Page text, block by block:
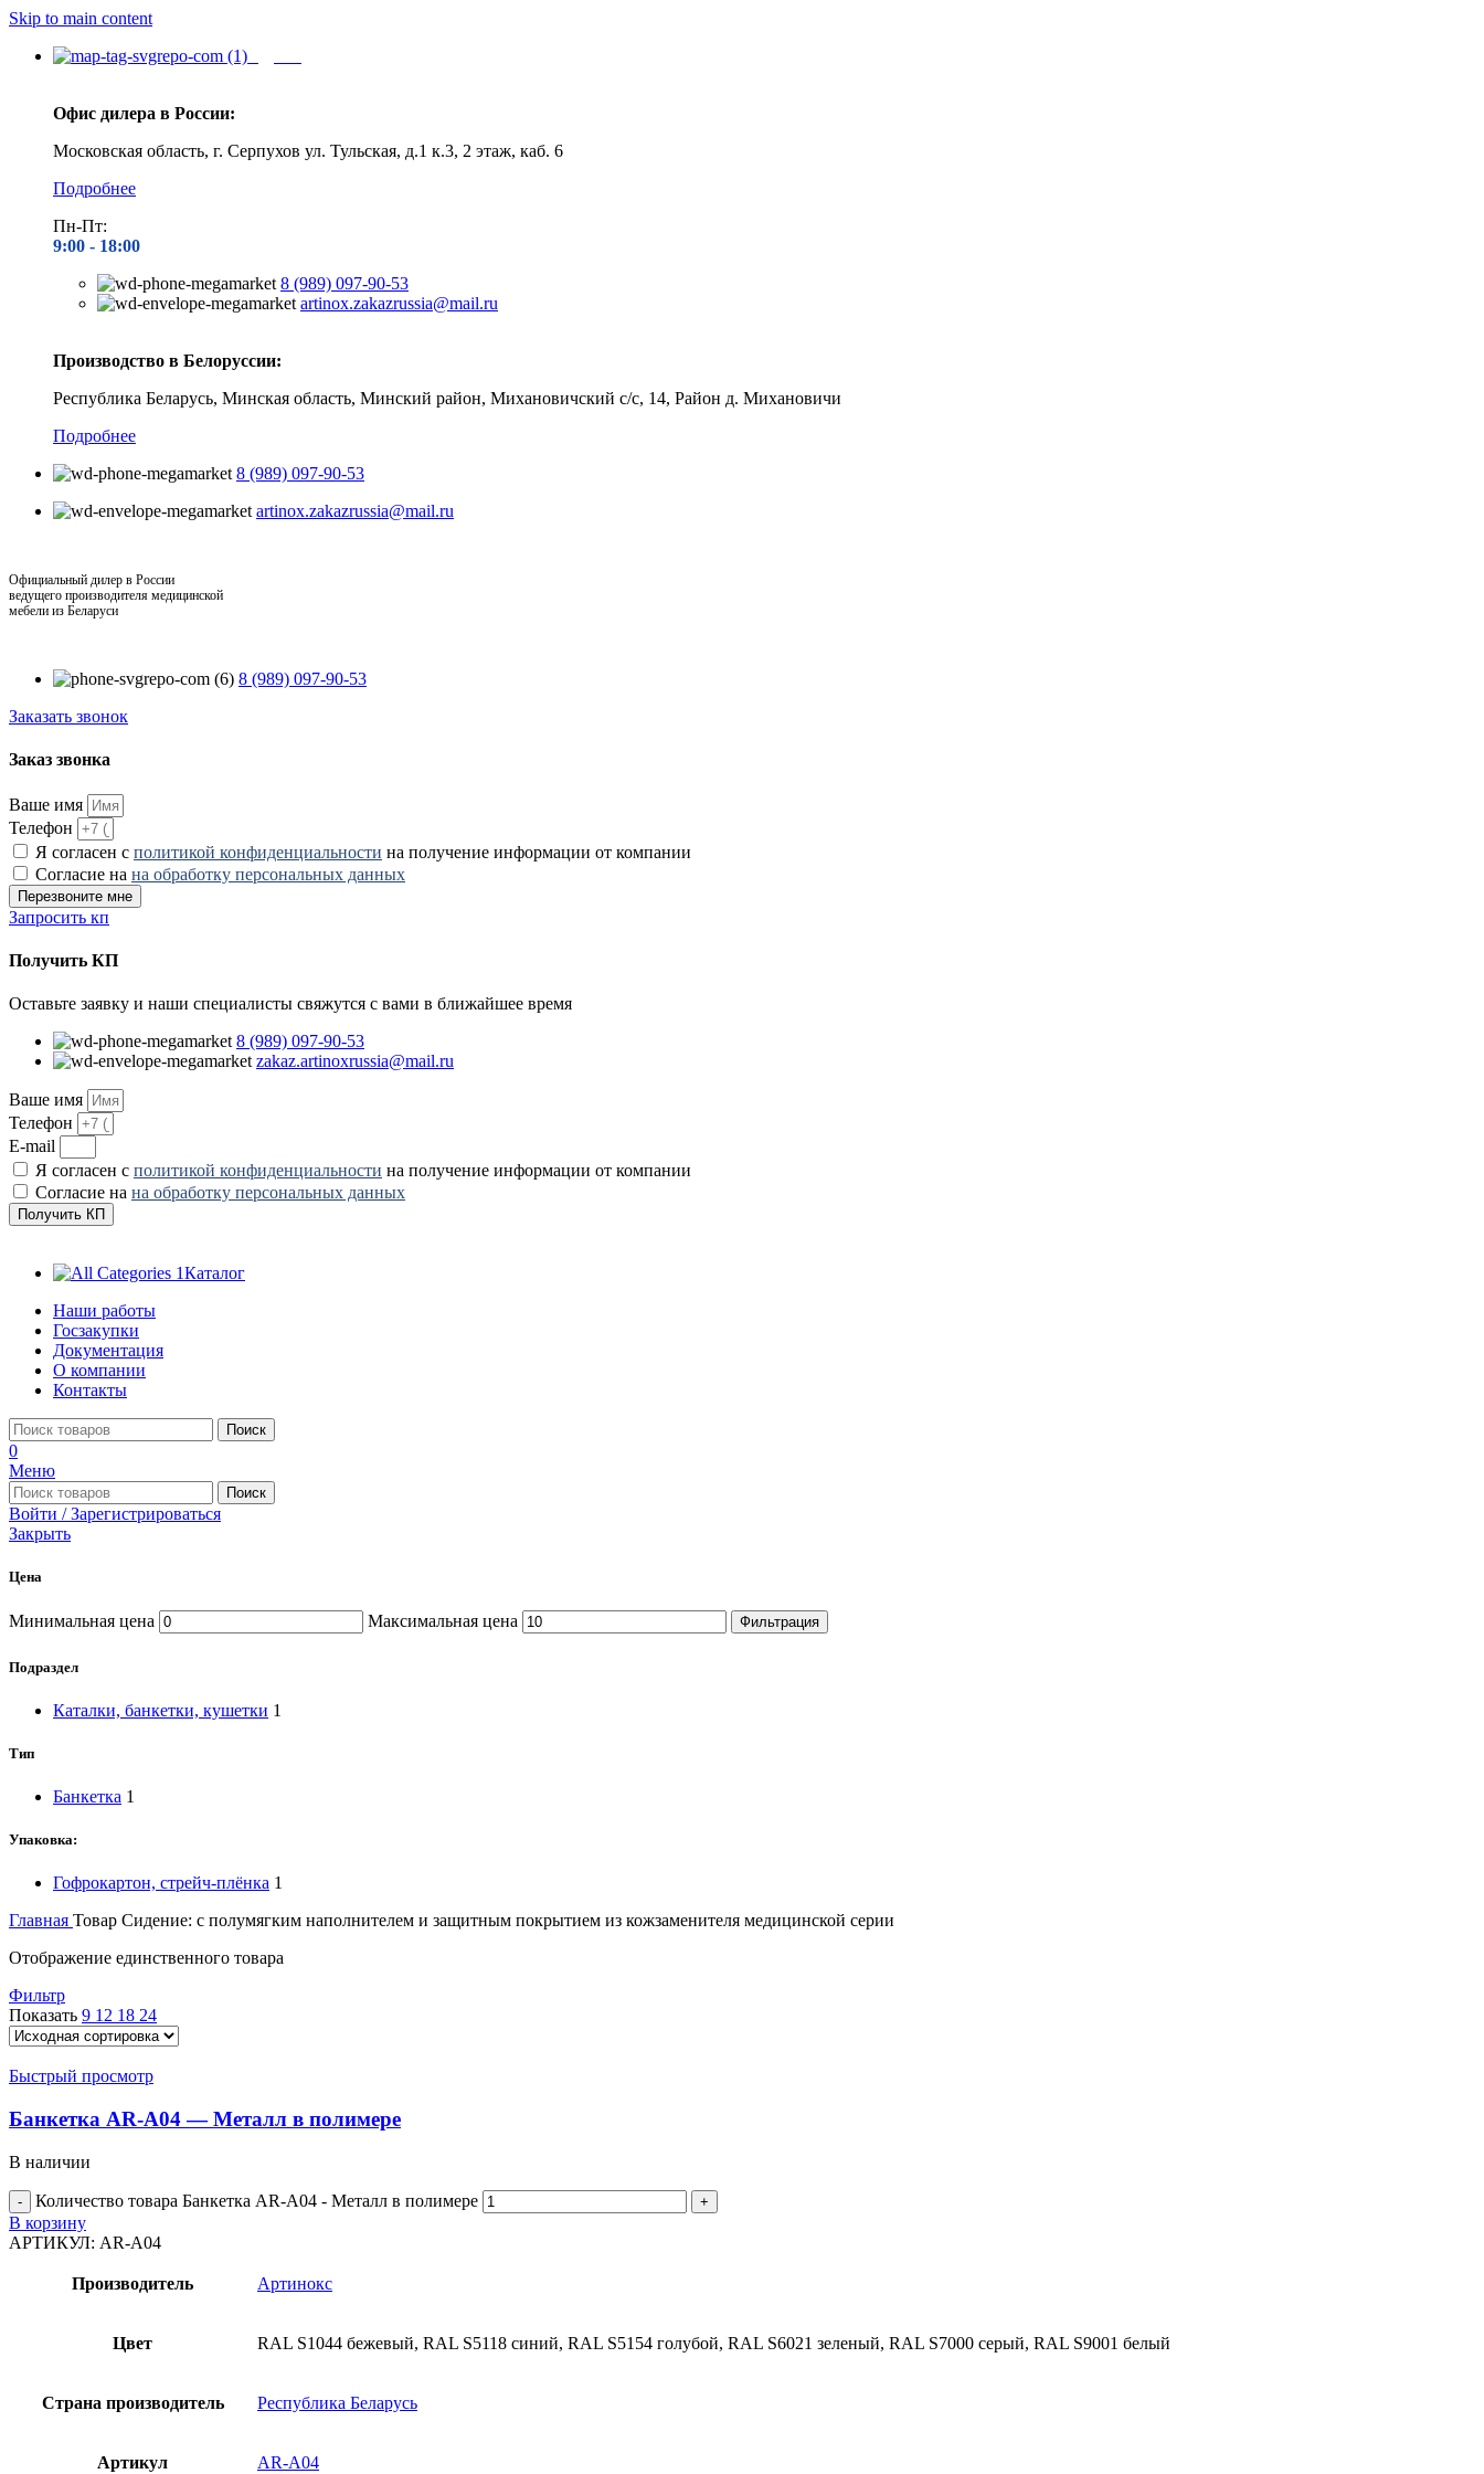
Skip to main content
Офис дилера в России:
Московская область, г. Серпухов ул. Тульская, д.1 к.3, 2 этаж, каб. 6
Подробнее
Пн-Пт:
9:00 - 18:00
8 (989) 097-90-53
artinox.zakazrussia@mail.ru
Производство в Белоруссии:
Республика Беларусь, Минская область, Минский район, Михановичский с/с, 14, Район д. Михановичи
Подробнее
8 (989) 097-90-53
artinox.zakazrussia@mail.ru
Официальный дилер в России
ведущего производителя медицинской
мебели из Беларуси
8 (989) 097-90-53
Заказать звонок
Заказ звонка
Ваше имя
Телефон
Я согласен с политикой конфиденциальности на получение информации от компании
Согласие на на обработку персональных данных
Перезвоните мне
Запросить кп
Получить КП
Оставьте заявку и наши специалисты свяжутся с вами в ближайшее время
8 (989) 097-90-53
zakaz.artinoxrussia@mail.ru
Ваше имя
Телефон
E-mail
Я согласен с политикой конфиденциальности на получение информации от компании
Согласие на на обработку персональных данных
Получить КП
Каталог
Наши работы
Госзакупки
Документация
О компании
Контакты
Поиск
0
Меню
Поиск
Войти / Зарегистрироваться
Закрыть
Цена
Минимальная цена Максимальная цена Фильтрация
Подраздел
Каталки, банкетки, кушетки 1
Тип
Банкетка 1
Упаковка:
Гофрокартон, стрейч-плёнка 1
Главная Товар Сидение: с полумягким наполнителем и защитным покрытием из кожзаменителя медицинской серии
Отображение единственного товара
Фильтр
Показать 9 12 18 24
Быстрый просмотр
Банкетка AR-A04 — Металл в полимере
В наличии
Количество товара Банкетка AR-A04 - Металл в полимере
В корзину
АРТИКУЛ: AR-A04
Производитель Артинокс
Цвет RAL S1044 бежевый, RAL S5118 синий, RAL S5154 голубой, RAL S6021 зеленый, RAL S7000 серый, RAL S9001 белый
Страна производитель Республика Беларусь
Артикул AR-A04